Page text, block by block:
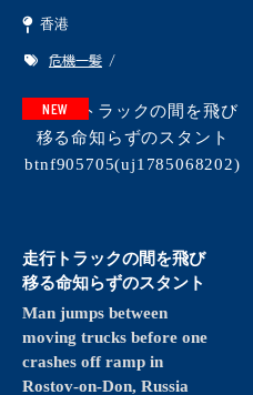
香港
危機一髪
NEW
走行トラックの間を飛び
移る命知らずのスタント
Man jumps between
moving trucks before one
crashes off ramp in
Rostov-on-Don, Russia